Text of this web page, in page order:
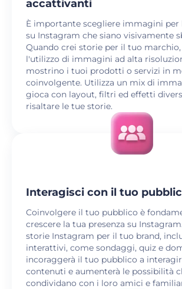
accattivanti
È importante scegliere immagini per
su Instagram che siano visivamente
Quando crei storie per il tuo marchio,
l'utilizzo di immagini ad alta
mostrino i tuoi prodotti o servizi in
coinvolgente. Utilizza un mix di
gioca con layout, filtri ed effetti
risaltare le tue storie.
Interagisci con il tuo
Coinvolgere il tuo pubblico è
crescere la tua presenza su
storie Instagram per il tuo brand,
interattivi, come sondaggi, quiz e
incoraggerà il tuo pubblico a
contenuti e aumenterà le possibilità
condividano con i loro amici e